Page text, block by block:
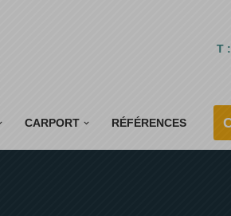
T
CARPORT RÉFÉRENCES